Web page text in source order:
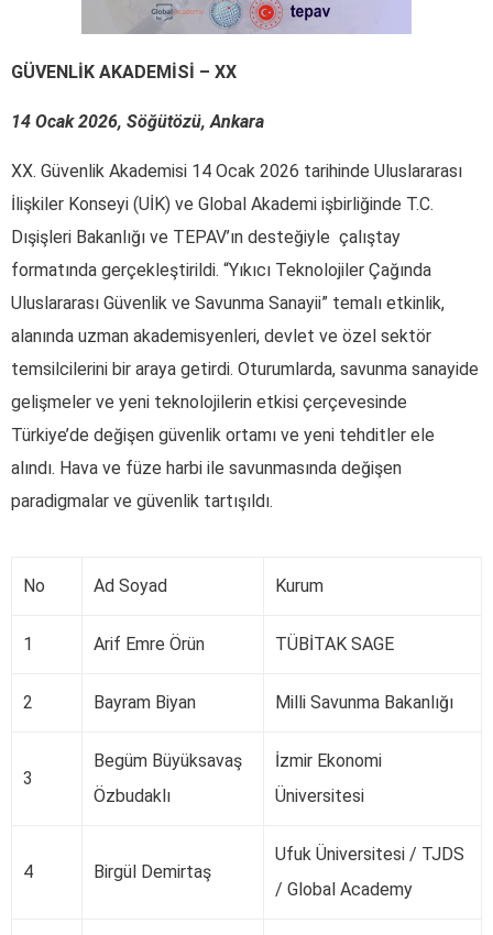
GÜVENLİK AKADEMİSİ – XX
14 Ocak 2026, Söğütözü, Ankara
XX. Güvenlik Akademisi 14 Ocak 2026 tarihinde Uluslararası
İlişkiler Konseyi (UİK) ve Global Akademi işbirliğinde T.C.
Dışişleri Bakanlığı ve TEPAV’ın desteğiyle çalıştay
formatında gerçekleştirildi. “Yıkıcı Teknolojiler Çağında
Uluslararası Güvenlik ve Savunma Sanayii” temalı etkinlik,
alanında uzman akademisyenleri, devlet ve özel sektör
temsilcilerini bir araya getirdi. Oturumlarda, savunma sanayide
gelişmeler ve yeni teknolojilerin etkisi çerçevesinde
Türkiye’de değişen güvenlik ortamı ve yeni tehditler ele
alındı. Hava ve füze harbi ile savunmasında değişen
paradigmalar ve güvenlik tartışıldı.
No Ad Soyad Kurum
1 Arif Emre Örün TÜBİTAK SAGE
2 Bayram Biyan Milli Savunma Bakanlığı
3
Begüm Büyüksavaş
Özbudaklı
İzmir Ekonomi
Üniversitesi
4 Birgül Demirtaş
Ufuk Üniversitesi / TJDS
/ Global Academy